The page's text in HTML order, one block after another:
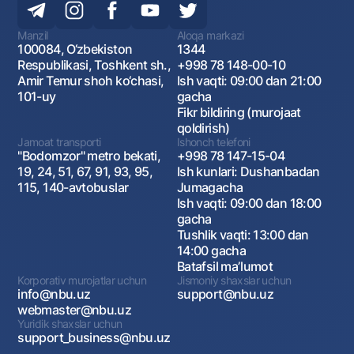
Manzil
100084, O‘zbekiston
Respublikasi, Toshkent sh.,
Amir Temur shoh ko‘chasi,
101-uy
Aloqa markazi
1344
+998 78 148-00-10
Ish vaqti: 09:00 dan 21:00
gacha
Fikr bildiring (murojaat
qoldirish)
Jamoat transporti
"Bodomzor" metro bekati,
19, 24, 51, 67, 91, 93, 95,
115, 140-avtobuslar
Ishonch telefoni
+998 78 147-15-04
Ish kunlari: Dushanbadan
Jumagacha
Ish vaqti: 09:00 dan 18:00
gacha
Tushlik vaqti: 13:00 dan
14:00 gacha
Batafsil maʼlumot
Korporativ murojatlar uchun
info@nbu.uz
webmaster@nbu.uz
Jismoniy shaxslar uchun
support@nbu.uz
Yuridik shaxslar uchun
support_business@nbu.uz